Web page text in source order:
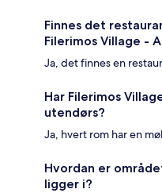
Finnes det
Filerimos Village -
Ja, det finnes en
Har Filerimos
utendørs?
Ja, hvert rom har en
Hvordan er
ligger i?